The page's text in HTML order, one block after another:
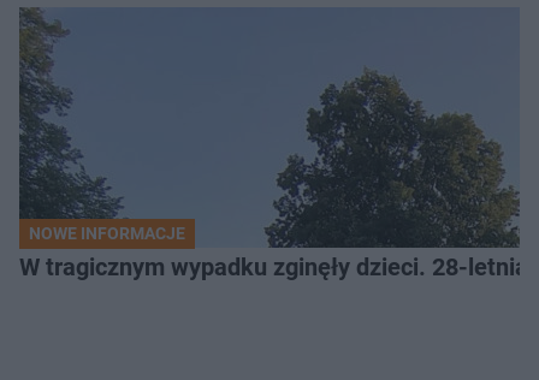
NOWE INFORMACJE
W tragicznym wypadku zginęły dzieci. 28-